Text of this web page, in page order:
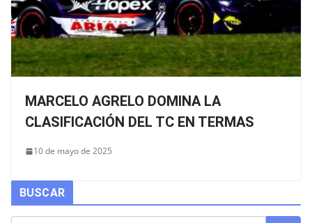
MARCELO AGRELO DOMINA LA
CLASIFICACIÓN DEL TC EN TERMAS
10 de mayo de 2025
BUSCAR